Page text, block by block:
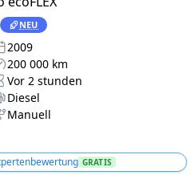
NEU
2009
200 000 km
Vor 2 stunden
Diesel
Manuell
GRATIS